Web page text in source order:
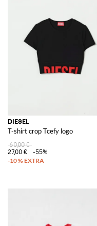
DIESEL
T-shirt crop Tcefy logo
60,00 €
27,00 €
-55%